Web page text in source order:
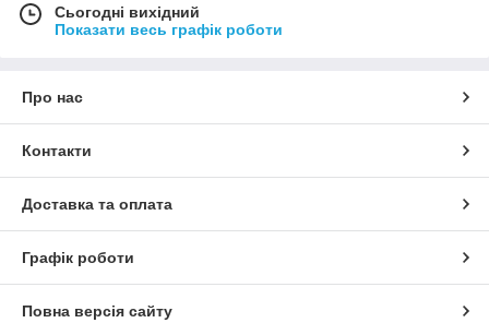
Сьогодні вихідний
Показати весь графік роботи
Про нас
Контакти
Доставка та оплата
Графік роботи
Повна версія сайту